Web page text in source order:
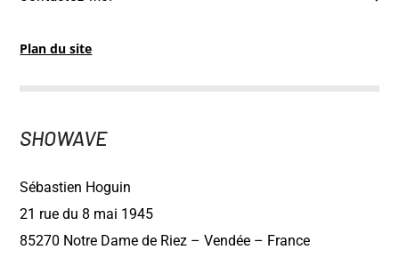
Plan du site
SHOWAVE
Sébastien Hoguin
21 rue du 8 mai 1945
85270 Notre Dame de Riez – Vendée – France